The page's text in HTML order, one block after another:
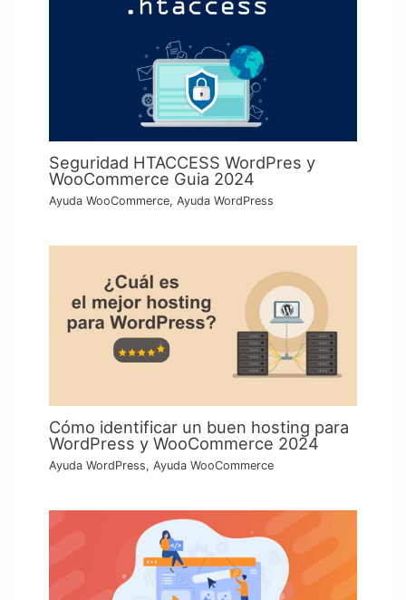
Seguridad HTACCESS WordPres y
WooCommerce Guia 2024
Ayuda WooCommerce,Ayuda WordPress
Cómo identificar un buen hosting para
WordPress y WooCommerce 2024
Ayuda WordPress,Ayuda WooCommerce